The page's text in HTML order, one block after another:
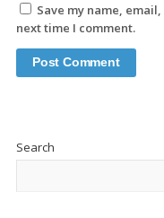
Save my name,
next time I comment.
Search